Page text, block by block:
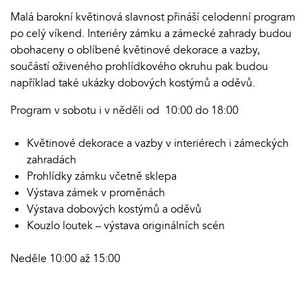
Malá barokní květinová slavnost přináší celodenní program
po celý víkend. Interiéry zámku a zámecké zahrady budou
obohaceny o oblíbené květinové dekorace a vazby,
součástí oživeného prohlídkového okruhu pak budou
například také ukázky dobových kostýmů a oděvů.
Program v sobotu i v něděli od 10:00 do 18:00
Květinové dekorace a vazby v interiérech i zámeckých
zahradách
Prohlídky zámku včetně sklepa
Výstava zámek v proměnách
Výstava dobových kostýmů a oděvů
Kouzlo loutek – výstava originálních scén
Neděle 10:00 až 15:00